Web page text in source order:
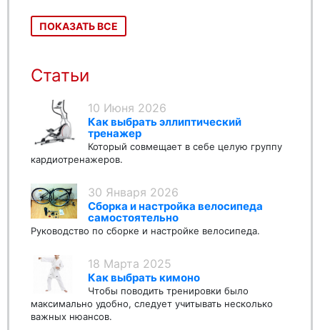
ПОКАЗАТЬ ВСЕ
Статьи
10 Июня 2026
Как выбрать эллиптический
тренажер
Который совмещает в себе целую группу
кардиотренажеров.
30 Января 2026
Сборка и настройка велосипеда
самостоятельно
Руководство по сборке и настройке велосипеда.
18 Марта 2025
Как выбрать кимоно
Чтобы поводить тренировки было
максимально удобно, следует учитывать несколько
важных нюансов.